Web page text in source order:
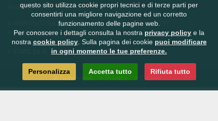
Realizzazione: Informatica Alto Adige SPA
AMMINISTRAZIONE TRASPARENTE
CONTATTI
FEEDBACK
CIVIS.bz.it - la rete civica dell'Alto Adige
Note legali Cookie
questo sito utilizza cookie propri tecnici e di terze parti per
consentirti una migliore navigazione ed un corretto
funzionamento delle pagine web.
Per conoscere i dettagli consulta la nostra privacy policy e la
nostra cookie policy. Sulla pagina dei cookie puoi modificare
in ogni momento le tue preferenze.
Personalizza Accetta tutto Rifiuta tutto